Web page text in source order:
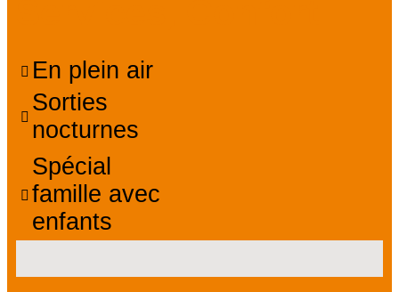
En plein air
Sorties
nocturnes
Spécial
famille avec
enfants